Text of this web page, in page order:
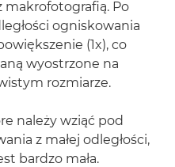
makrofotografią. Po
ogniskowania
(1x), co
wyostrzone na
rozmiarze.
należy wziąć pod
z małej odległości,
bardzo mała.